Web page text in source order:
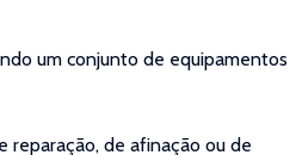
um conjunto de equipamentos
reparação, de afinação ou de